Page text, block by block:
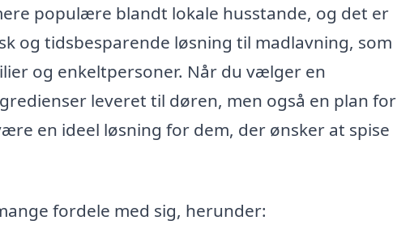
populære blandt lokale husstande, og det er
og tidsbesparende løsning til madlavning, som
og enkeltpersoner. Når du vælger en
leveret til døren, men også en plan for
en ideel løsning for dem, der ønsker at spise
fordele med sig, herunder: